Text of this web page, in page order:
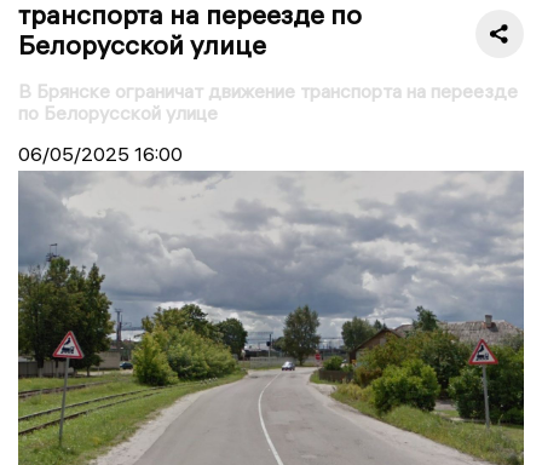
транспорта на переезде по
Белорусской улице
В Брянске ограничат движение транспорта на переезде
по Белорусской улице
06/05/2025 16:00